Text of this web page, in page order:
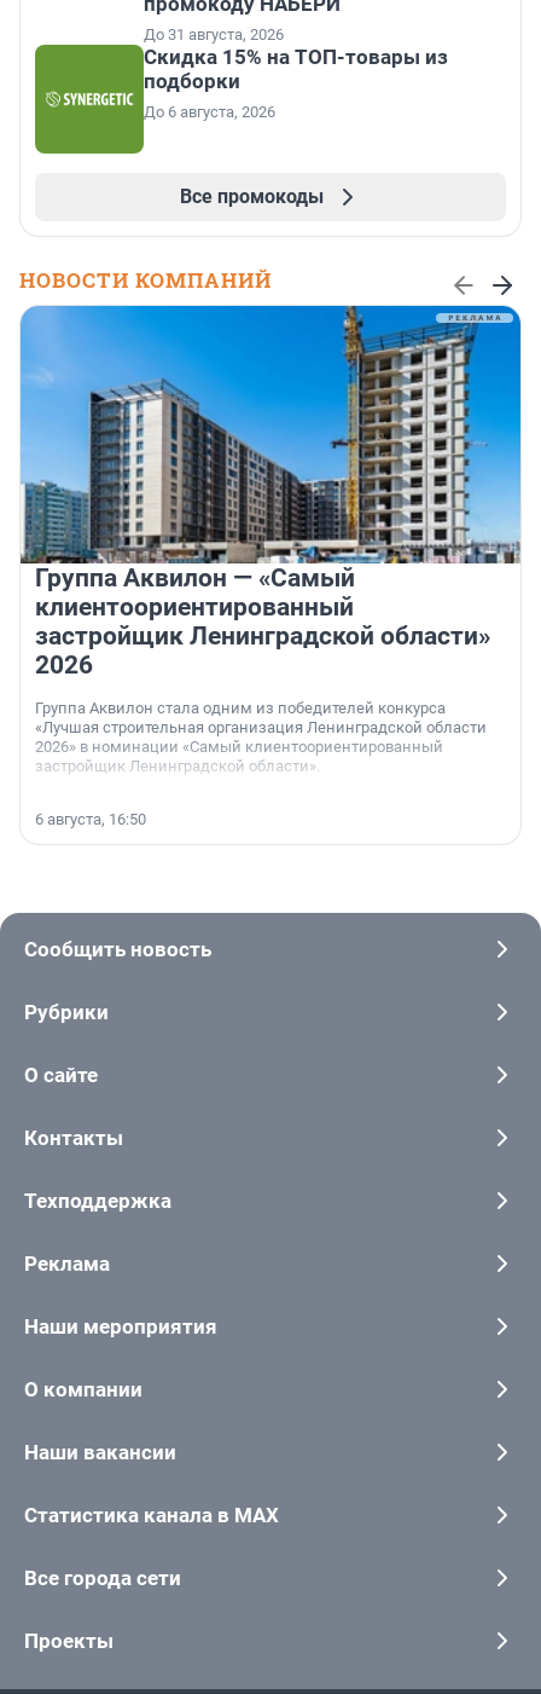
До 31 августа, 2026
Скидка 15% на ТОП-товары из
подборки
До 6 августа, 2026
Все промокоды
НОВОСТИ КОМПАНИЙ
Группа Аквилон — «Самый
клиентоориентированный
застройщик Ленинградской области»
2026
Группа Аквилон стала одним из победителей конкурса
«Лучшая строительная организация Ленинградской области
2026» в номинации «Самый клиентоориентированный
застройщик Ленинградской области».
6 августа, 16:50
Сообщить новость
Рубрики
О сайте
Контакты
Техподдержка
Реклама
Наши мероприятия
О компании
Наши вакансии
Статистика канала в MAX
Все города сети
Проекты